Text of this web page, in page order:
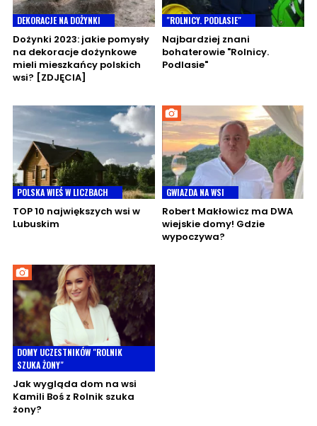
DEKORACJE NA DOŻYNKI
Dożynki 2023: jakie pomysły
na dekoracje dożynkowe
mieli mieszkańcy polskich
wsi? [ZDJĘCIA]
"ROLNICY. PODLASIE"
Najbardziej znani
bohaterowie "Rolnicy.
Podlasie"
POLSKA WIEŚ W LICZBACH
TOP 10 największych wsi w
Lubuskim
GWIAZDA NA WSI
Robert Makłowicz ma DWA
wiejskie domy! Gdzie
wypoczywa?
DOMY UCZESTNIKÓW "ROLNIK
SZUKA ŻONY"
Jak wygląda dom na wsi
Kamili Boś z Rolnik szuka
żony?